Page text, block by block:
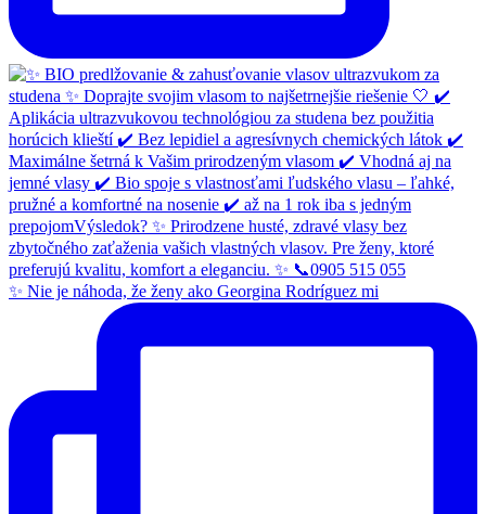
✨ Nie je náhoda, že ženy ako Georgina Rodríguez mi